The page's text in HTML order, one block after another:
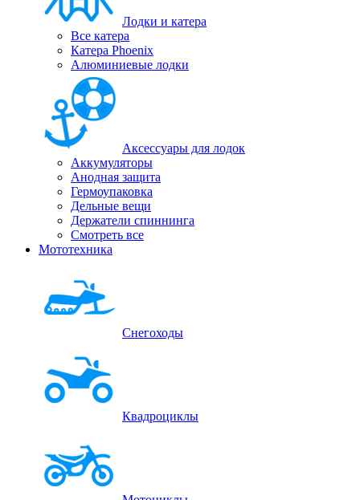
Лодки и катера
Все катера
Катера Phoenix
Алюминиевые лодки
Аксессуары для лодок
Аккумуляторы
Анодная защита
Гермоупаковка
Дельные вещи
Держатели спиннинга
Смотреть все
Мототехника
Снегоходы
Квадроциклы